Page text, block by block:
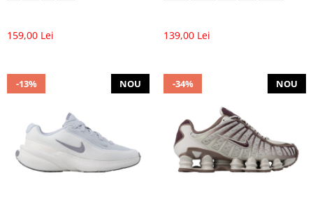
159,00 Lei 139,00 Lei
-13% NOU -34% NOU